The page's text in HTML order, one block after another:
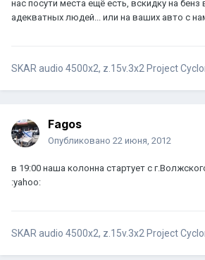
нас посути места ещё есть, вскидку на
адекватных людей... или на ваших авто с
SKAR audio 4500x2, z.15v.3х2 Project
Fagos
Опубликовано 22 июня, 2012
в 19:00 наша колонна стартует с
:yahoo:
SKAR audio 4500x2, z.15v.3х2 Project